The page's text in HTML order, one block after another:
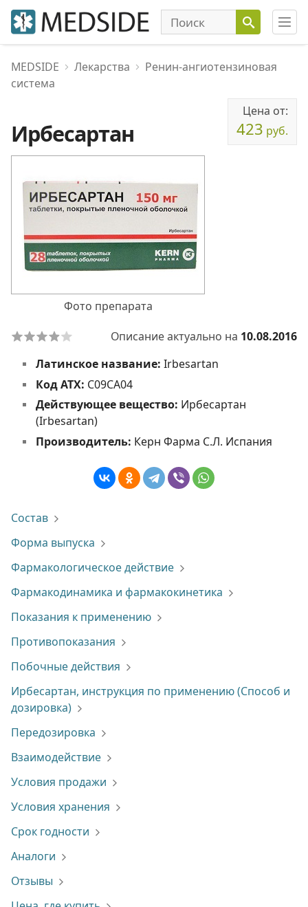
MEDSIDE Лекарства
Ренин-ангиотензиновая
система
Ирбесартан
Цена от:
423 руб.
Фото препарата
Описание актуально на 10.08.2016
Латинское название: Irbesartan
Код АТХ: C09CA04
Действующее вещество: Ирбесартан
(Irbesartan)
Производитель: Керн Фарма С.Л. Испания
Состав
Форма выпуска
Фармакологическое действие
Фармакодинамика и фармакокинетика
Показания к применению
Противопоказания
Побочные действия
Ирбесартан, инструкция по применению (Способ и
дозировка)
Передозировка
Взаимодействие
Условия продажи
Условия хранения
Срок годности
Аналоги
Отзывы